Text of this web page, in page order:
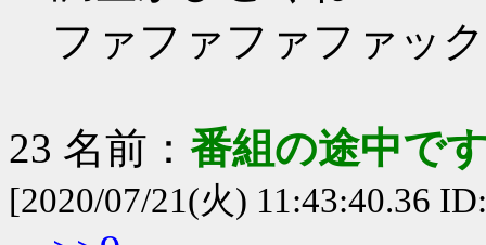
ファファファファッ
23 名前： 番組の途中で
[2020/07/21(火) 11:43:40.36